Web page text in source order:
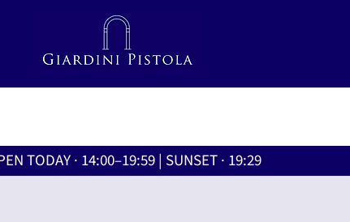
TODAY · 14:00–19:59 | SUNSET · 19:29